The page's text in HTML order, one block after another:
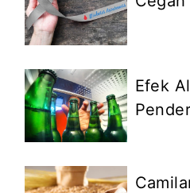
Efek